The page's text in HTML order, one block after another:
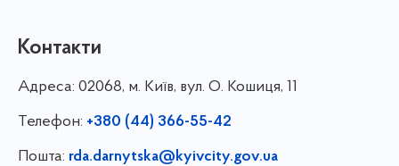
Контакти
Адреса: 02068, м. Київ, вул. О. Кошиця, 11
Телефон: +380 (44) 366-55-42
Пошта: rda.darnytska@kyivcity.gov.ua